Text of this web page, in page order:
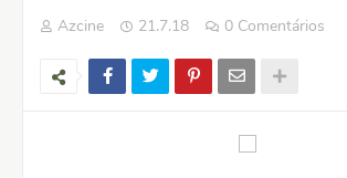
Azcine 21.7.18 0 Comentários